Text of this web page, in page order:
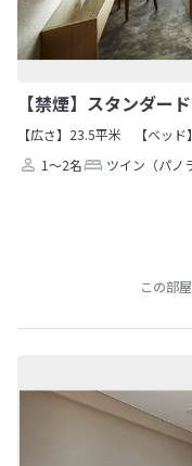
【禁煙】スタンダ
【広さ】23.5平米
【ベッ
1～2名
ツイン（パノ
この部